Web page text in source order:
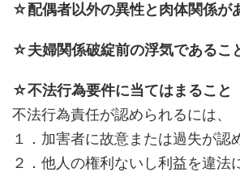
☆配偶者以外の異性と肉体関係が
☆夫婦関係破綻前の浮気であるこ
☆不法行為要件に当てはまること
不法行為責任が認められるには、
１．加害者に故意または過失が認
２．他人の権利ないし利益を違法